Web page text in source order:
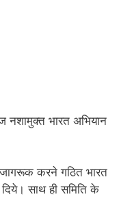
भारत अभियान
करने गठित भारत
साथ ही समिति के